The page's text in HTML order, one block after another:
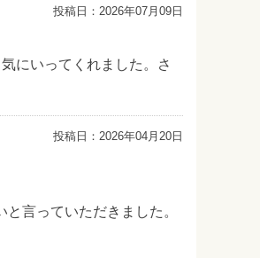
投稿日： 2026年07月09日
にいってくれました。さ
投稿日： 2026年04月20日
言っていただきました。